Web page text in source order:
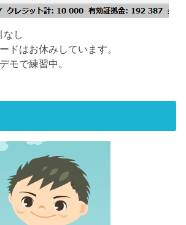
し
ドはお休みしています。
モで練習中。